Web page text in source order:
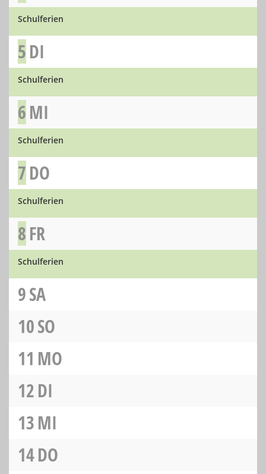
Schulferien
5DI
Schulferien
6MI
Schulferien
7DO
Schulferien
8FR
Schulferien
9SA
10SO
11 MO
12DI
13MI
14DO